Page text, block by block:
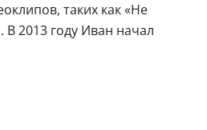
таких как «Не
В 2013 году Иван начал